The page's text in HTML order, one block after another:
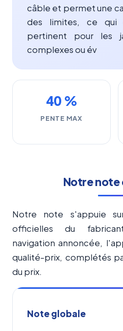
câble et permet une
des limites, ce
pertinent pour les
complexes ou év
40 %
PENTE MAX
Notre note
Notre note s'appuie
officielles du
navigation annoncée,
qualité-prix, complétés
du prix.
Note globale